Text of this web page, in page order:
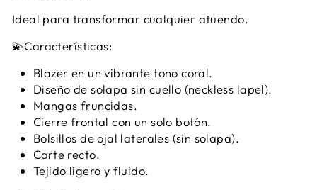
Ideal para transformar cualquier atuendo.
💫Características:
Blazer en un vibrante tono coral.
Diseño de solapa sin cuello (neckless lapel).
Mangas fruncidas.
Cierre frontal con un solo botón.
Bolsillos de ojal laterales (sin solapa).
Corte recto.
Tejido ligero y fluido.